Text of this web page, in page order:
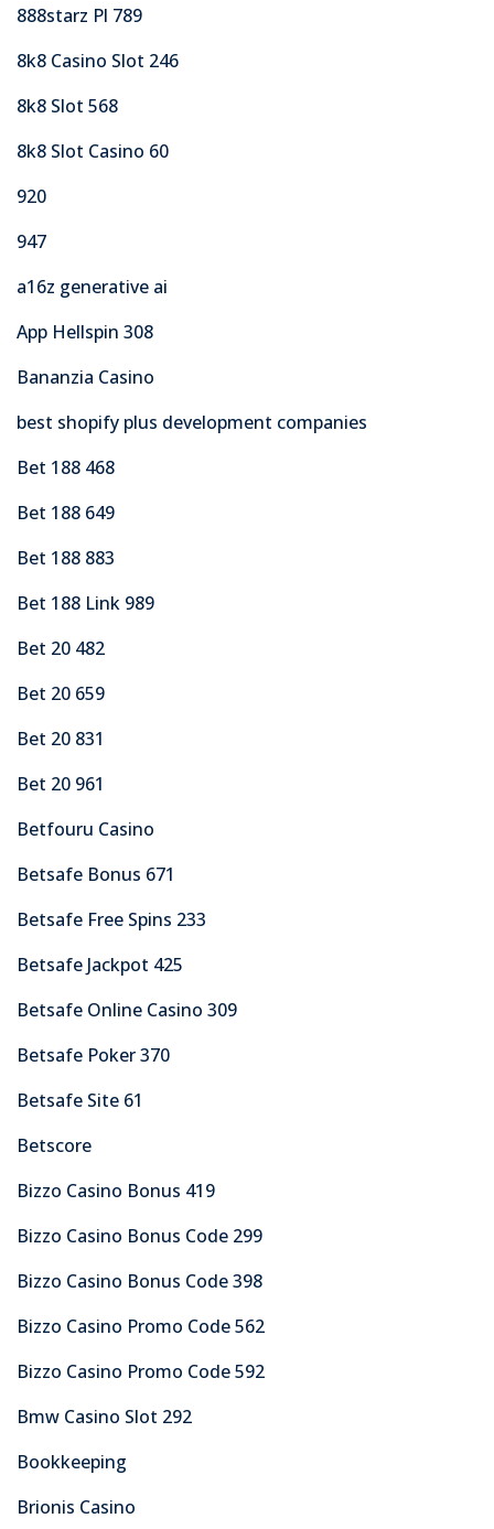
888starz Pl 789
8k8 Casino Slot 246
8k8 Slot 568
8k8 Slot Casino 60
920
947
a16z generative ai
App Hellspin 308
Bananzia Casino
best shopify plus development companies
Bet 188 468
Bet 188 649
Bet 188 883
Bet 188 Link 989
Bet 20 482
Bet 20 659
Bet 20 831
Bet 20 961
Betfouru Casino
Betsafe Bonus 671
Betsafe Free Spins 233
Betsafe Jackpot 425
Betsafe Online Casino 309
Betsafe Poker 370
Betsafe Site 61
Betscore
Bizzo Casino Bonus 419
Bizzo Casino Bonus Code 299
Bizzo Casino Bonus Code 398
Bizzo Casino Promo Code 562
Bizzo Casino Promo Code 592
Bmw Casino Slot 292
Bookkeeping
Brionis Casino